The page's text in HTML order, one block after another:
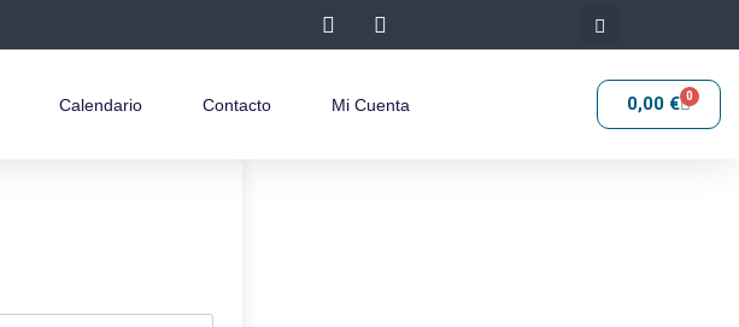
Calendario Contacto Mi Cuenta 0,00 € 0